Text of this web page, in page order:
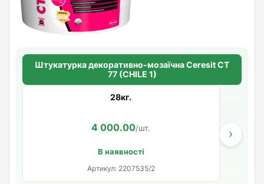
Штукатурка декоративно-мозаїчна Ceresit CT
77 (CHILE 1)
28кг.
4 000.00/шт.
В наявності
Артикул: 2207535/2
›